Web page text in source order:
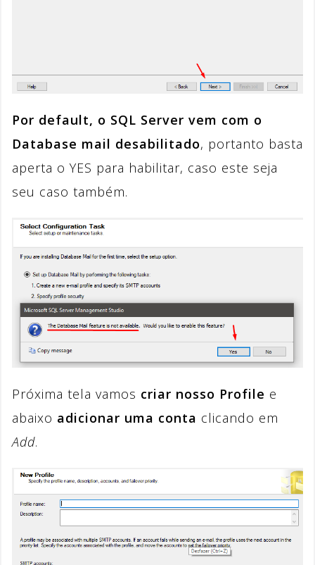
Por default, o SQL Server vem com o
Database mail desabilitado, portanto basta
aperta o YES para habilitar, caso este seja
seu caso também.
Próxima tela vamos criar nosso Profile e
abaixo adicionar uma conta clicando em
Add.